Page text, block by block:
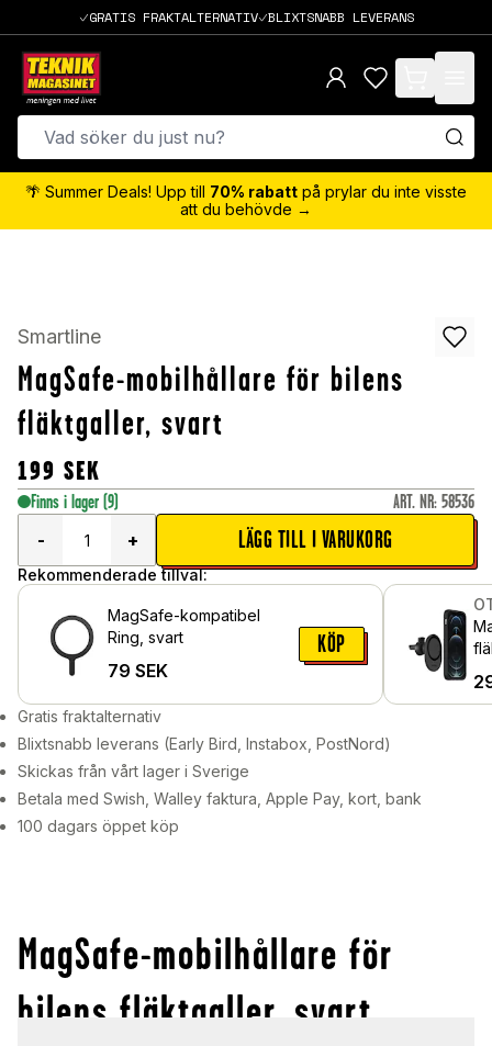
GRATIS FRAKTALTERNATIV BLIXTSNABB LEVERANS
items in cart,
🌴 Summer Deals! Upp till 70% rabatt på prylar du inte visste
att du behövde →
Smartline
MagSafe-mobilhållare för bilens
fläktgaller, svart
199 SEK
Finns i lager (9) ART. NR: 58536
-
+ LÄGG TILL I VARUKORG
Rekommenderade tillval:
MagSafe-kompatibel
Ring, svart
79 SEK
KÖP
Gratis fraktalternativ
Blixtsnabb leverans (Early Bird, Instabox, PostNord)
Skickas från vårt lager i Sverige
Betala med Swish, Walley faktura, Apple Pay, kort, bank
100 dagars öppet köp
MagSafe-mobilhållare för
bilens fläktgaller, svart